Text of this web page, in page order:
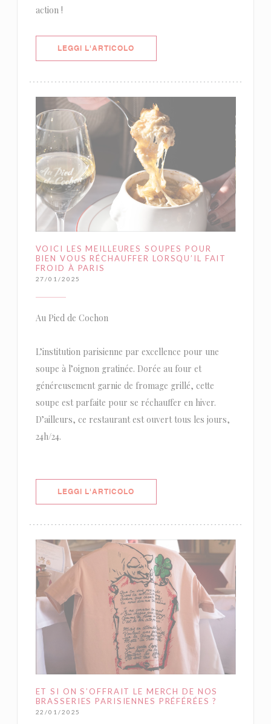
action !
LEGGI L'ARTICOLO
VOICI LES MEILLEURES SOUPES POUR
BIEN VOUS RÉCHAUFFER LORSQU’IL FAIT
FROID À PARIS
27/01/2025
Au Pied de Cochon
L’institution parisienne par excellence pour une
soupe à l’oignon gratinée. Dorée au four et
généreusement garnie de fromage grillé, cette
soupe est parfaite pour se réchauffer en hiver.
D’ailleurs, ce restaurant est ouvert tous les jours,
24h/24.
LEGGI L'ARTICOLO
ET SI ON S’OFFRAIT LE MERCH DE NOS
BRASSERIES PARISIENNES PRÉFÉRÉES ?
22/01/2025